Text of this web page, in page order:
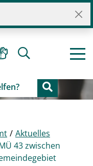
Aktuelles
43 zwischen